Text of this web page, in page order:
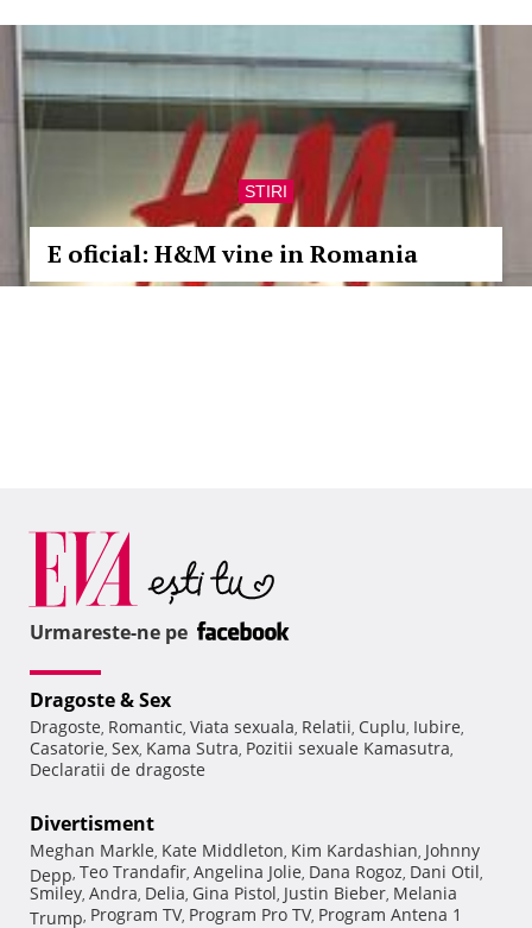
STIRI
E oficial: H&M vine in Romania
Urmareste-ne pe
Dragoste & Sex
Dragoste, Romantic, Viata sexuala, Relatii, Cuplu, Iubire,
Casatorie, Sex, Kama Sutra, Pozitii sexuale Kamasutra,
Declaratii de dragoste
Divertisment
Meghan Markle, Kate Middleton, Kim Kardashian, Johnny
Depp, Teo Trandafir, Angelina Jolie, Dana Rogoz, Dani Otil,
Smiley, Andra, Delia, Gina Pistol, Justin Bieber, Melania
Trump, Program TV, Program Pro TV, Program Antena 1